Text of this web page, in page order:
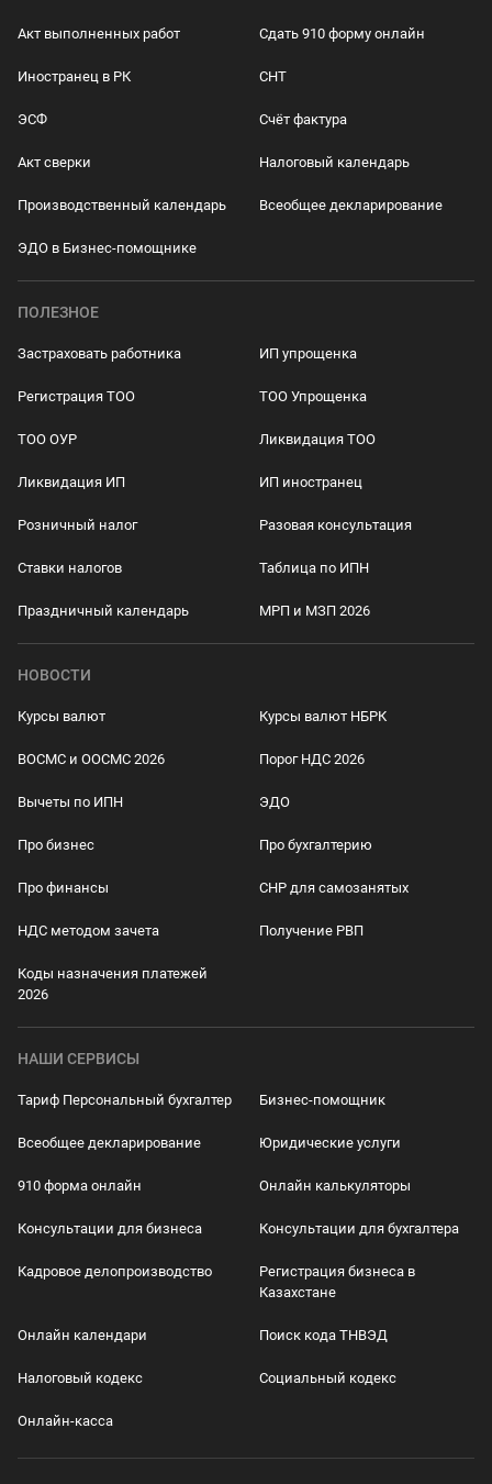
Акт выполненных работ Сдать 910 форму онлайн
Иностранец в РК СНТ
ЭСФ Счёт фактура
Акт сверки Налоговый календарь
Производственный календарь Всеобщее декларирование
ЭДО в Бизнес-помощнике
ПОЛЕЗНОЕ
Застраховать работника ИП упрощенка
Регистрация ТОО ТОО Упрощенка
ТОО ОУР Ликвидация ТОО
Ликвидация ИП ИП иностранец
Розничный налог Разовая консультация
Ставки налогов Таблица по ИПН
Праздничный календарь МРП и МЗП 2026
НОВОСТИ
Курсы валют Курсы валют НБРК
ВОСМС и ООСМС 2026 Порог НДС 2026
Вычеты по ИПН ЭДО
Про бизнес Про бухгалтерию
Про финансы СНР для самозанятых
НДС методом зачета Получение РВП
Коды назначения платежей
2026
НАШИ СЕРВИСЫ
Тариф Персональный бухгалтер Бизнес-помощник
Всеобщее декларирование Юридические услуги
910 форма онлайн Онлайн калькуляторы
Консультации для бизнеса Консультации для бухгалтера
Кадровое делопроизводство
Регистрация бизнеса в
Казахстане
Онлайн календари Поиск кода ТНВЭД
Налоговый кодекс Социальный кодекс
Онлайн-касса